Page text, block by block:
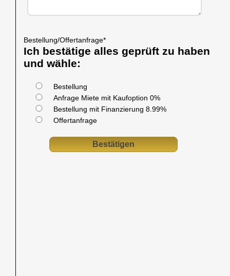
Bestellung/Offertanfrage*
Ich bestätige alles geprüft zu haben
und wähle:
Bestellung
Anfrage Miete mit Kaufoption 0%
Bestellung mit Finanzierung 8.99%
Offertanfrage